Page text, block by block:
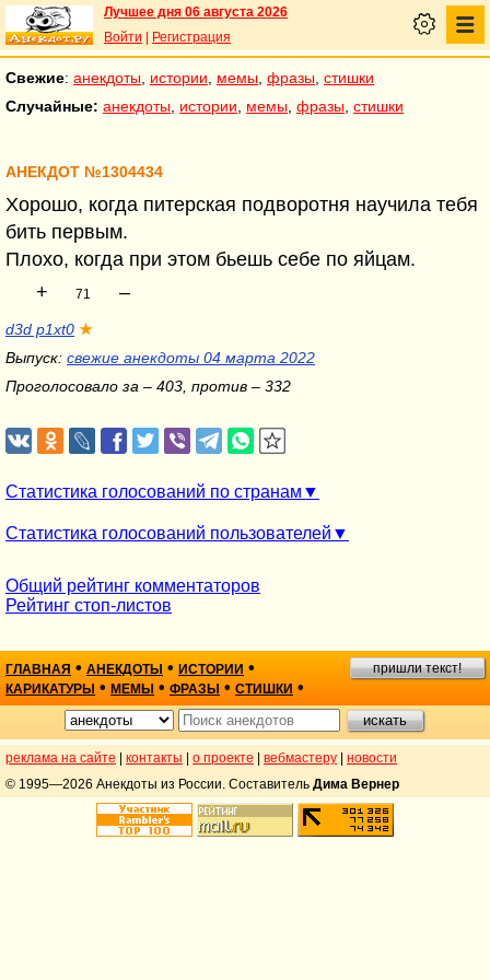
Лучшее дня 06 августа 2026
Войти
Регистрация
Свежие: анекдоты истории мемы фразы стишки
Случайные: анекдоты истории мемы фразы стишки
АНЕКДОТ №1304434
Хорошо, когда питерская подворотня научила тебя
бить первым.
Плохо, когда при этом бьешь себе по яйцам.
+
71 –
d3d p1xt0 ★
Выпуск: свежие анекдоты 04 марта 2022
Проголосовало за – 403, против – 332
Статистика голосований по странам
Статистика голосований пользователей
Общий рейтинг комментаторов
Рейтинг стоп-листов
ГЛАВНАЯ • АНЕКДОТЫ • ИСТОРИИ •
КАРИКАТУРЫ • МЕМЫ • ФРАЗЫ • СТИШКИ •
пришли текст!
реклама на сайте контакты о проекте вебмастеру
новости
© 1995—2026 Анекдоты из России. Составитель Дима Вернер